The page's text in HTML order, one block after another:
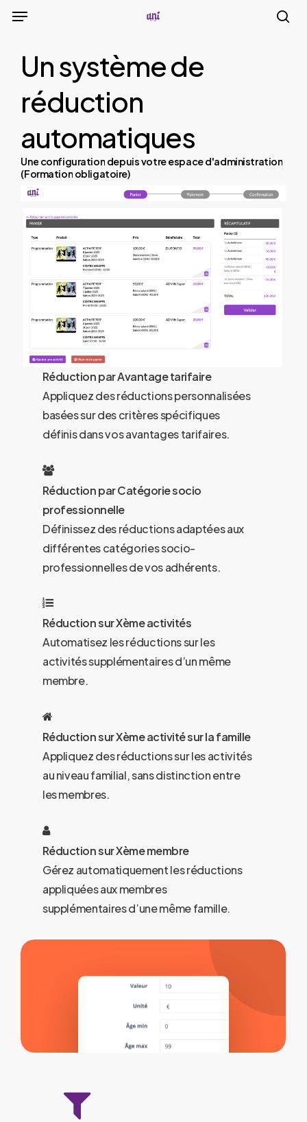
Skip
content
Menu
Unsystèmede
réduction
automatiques
Une configuration depuisvotreespaced'administration
(Formation obligatoire)
Réduction par Avantage tarifaire
Appliquez des réductions personnalisées
basées sur des critères spécifiques
définis dans vos avantages tarifaires.
Réduction par Catégorie socio
professionnelle
Définissez des réductions adaptées aux
différentes catégories socio-
professionnelles de vos adhérents.
Réduction sur Xème activités
Automatisez les réductions sur les
activités supplémentaires d’un même
membre.
Réduction sur Xème activité sur la famille
Appliquez des réductions sur les activités
au niveau familial, sans distinction entre
les membres.
Réduction sur Xème membre
Gérez automatiquement les réductions
appliquées aux membres
supplémentaires d’une même famille.